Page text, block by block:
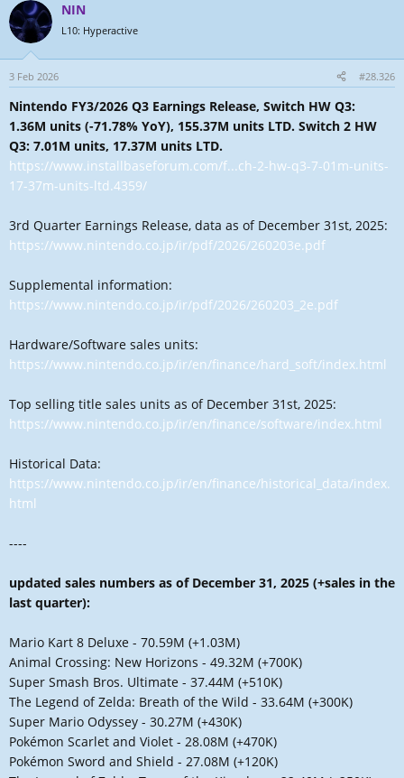
k
t
o
n
e
n
NIN
L10: Hyperactive
3 Feb 2026 #28.326
Nintendo FY3/2026 Q3 Earnings Release, Switch HW Q3:
1.36M units (-71.78% YoY), 155.37M units LTD. Switch 2 HW
Q3: 7.01M units, 17.37M units LTD.
https://www.installbaseforum.com/f...ch-2-hw-q3-7-01m-units-
17-37m-units-ltd.4359/
3rd Quarter Earnings Release, data as of December 31st, 2025:
https://www.nintendo.co.jp/ir/pdf/2026/260203e.pdf
Supplemental information:
https://www.nintendo.co.jp/ir/pdf/2026/260203_2e.pdf
Hardware/Software sales units:
https://www.nintendo.co.jp/ir/en/finance/hard_soft/index.html
Top selling title sales units as of December 31st, 2025:
https://www.nintendo.co.jp/ir/en/finance/software/index.html
Historical Data:
https://www.nintendo.co.jp/ir/en/finance/historical_data/index.
html
----
updated sales numbers as of December 31, 2025 (+sales in the
last quarter):
Mario Kart 8 Deluxe - 70.59M (+1.03M)
Animal Crossing: New Horizons - 49.32M (+700K)
Super Smash Bros. Ultimate - 37.44M (+510K)
The Legend of Zelda: Breath of the Wild - 33.64M (+300K)
Super Mario Odyssey - 30.27M (+430K)
Pokémon Scarlet and Violet - 28.08M (+470K)
Pokémon Sword and Shield - 27.08M (+120K)